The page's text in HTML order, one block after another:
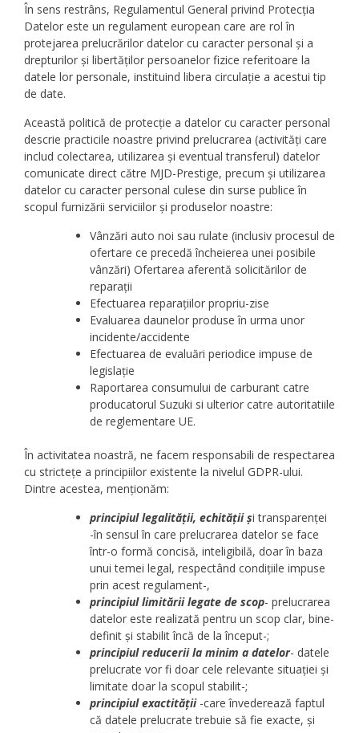
În sens restrâns, Regulamentul General privind Protecția
Datelor este un regulament european care are rol în
protejarea prelucrărilor datelor cu caracter personal și a
drepturilor și libertăților persoanelor fizice referitoare la
datele lor personale, instituind libera circulație a acestui tip
de date.
Această politică de protecție a datelor cu caracter personal
descrie practicile noastre privind prelucrarea (activități care
includ colectarea, utilizarea și eventual transferul) datelor
comunicate direct către MJD-Prestige, precum și utilizarea
datelor cu caracter personal culese din surse publice în
scopul furnizării serviciilor și produselor noastre:
Vânzări auto noi sau rulate (inclusiv procesul de
ofertare ce precedă încheierea unei posibile
vânzări) Ofertarea aferentă solicitărilor de
reparații
Efectuarea reparațiilor propriu-zise
Evaluarea daunelor produse în urma unor
incidente/accidente
Efectuarea de evaluări periodice impuse de
legislație
Raportarea consumului de carburant catre
producatorul Suzuki si ulterior catre autoritatiile
de reglementare UE.
În activitatea noastră, ne facem responsabili de respectarea
cu strictețe a principiilor existente la nivelul GDPR-ului.
Dintre acestea, menționăm:
principiul legalității, echității și transparenței
-în sensul în care prelucrarea datelor se face
într-o formă concisă, inteligibilă, doar în baza
unui temei legal, respectând condițiile impuse
prin acest regulament-,
principiul limitării legate de scop- prelucrarea
datelor este realizată pentru un scop clar, bine-
definit și stabilit încă de la început-;
principiul reducerii la minim a datelor- datele
prelucrate vor fi doar cele relevante situației și
limitate doar la scopul stabilit-;
principiul exactității -care învederează faptul
că datele prelucrate trebuie să fie exacte, și